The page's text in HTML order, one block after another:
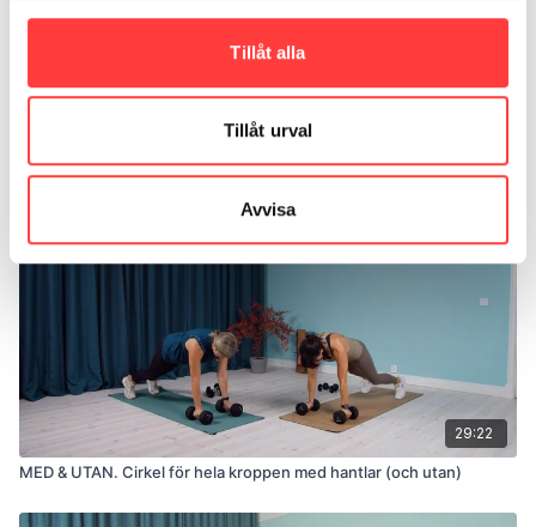
Tillåt alla
Tillåt urval
Avvisa
Ladda mer
29:22
MED & UTAN. Cirkel för hela kroppen med hantlar (och utan)